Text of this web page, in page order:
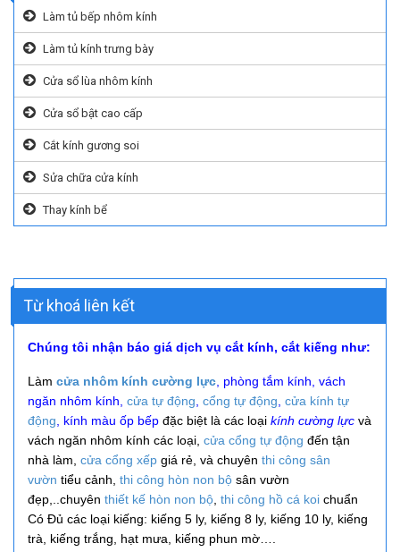
Làm tủ bếp nhôm kính
Làm tủ kính trưng bày
Cửa sổ lùa nhôm kính
Cửa sổ bật cao cấp
Cắt kính gương soi
Sửa chữa cửa kính
Thay kính bể
Từ khoá liên kết
Chúng tôi nhận báo giá dịch vụ cắt kính, cắt kiếng như:
Làm cửa nhôm kính cường lực, phòng tắm kính, vách
ngăn nhôm kính, cửa tự động, cổng tự động, cửa kính tự
động, kính màu ốp bếp đặc biệt là các loại kính cường lực và
vách ngăn nhôm kính các loại, cửa cổng tự động đến tận
nhà làm, cửa cổng xếp giá rẻ, và chuyên thi công sân
vườn tiểu cảnh, thi công hòn non bộ sân vườn
đẹp,..chuyên thiết kế hòn non bộ, thi công hồ cá koi chuẩn
Có Đủ các loại kiếng: kiếng 5 ly, kiếng 8 ly, kiếng 10 ly, kiếng
trà, kiếng trắng, hạt mưa, kiếng phun mờ….